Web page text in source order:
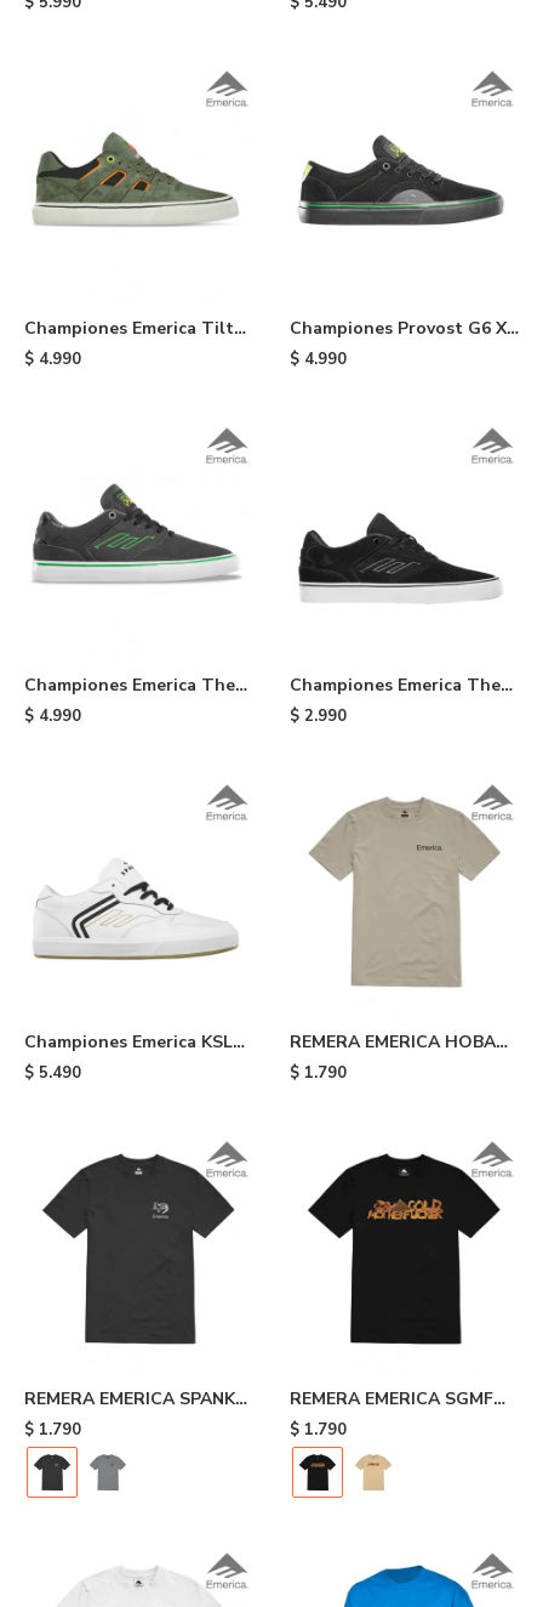
Championes Emerica Tilt
G6 Vulc X OJ - Olive
$ 4.990
Championes Provost G6 X
Creature - Black
$ 4.990
Championes Emerica The
Low Vulc X Creature - Grey
$ 4.990
Championes Emerica The
Low Vulc Youth de niño -
$ 2.990
Championes Emerica KSL
G6 X This is Skateboardin
$ 5.490
REMERA EMERICA HOBAN
G TEE - 322
$ 1.790
REMERA EMERICA SPANKY
TOOTH TEE - Black
$ 1.790
REMERA EMERICA SGMF
TEE - Black
$ 1.790